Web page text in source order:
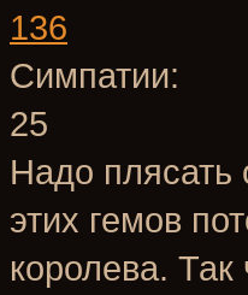
136
Симпатии:
25
Надо плясать
этих гемов
королева.